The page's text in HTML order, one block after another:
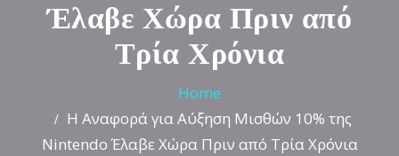
Έλαβε Χώρα Πριν από
Τρία Χρόνια
Home
Η Αναφορά για Αύξηση Μισθών 10% της
Nintendo Έλαβε Χώρα Πριν από Τρία Χρόνια